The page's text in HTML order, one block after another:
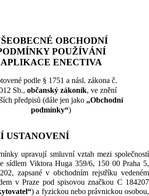
OBCHODNÍ
POUŽÍVÁNÍ
APLIKACE ENECTIVA
podle § 1751 a násl. zákona č.
Sb., občanský zákoník, ve znění
předpisů (dále jen jako „Obchodní
podmínky“)
USTANOVENÍ
upravují smluvní vztah mezi společností
sídlem Viktora Huga 359/6, 150 00 Praha 5,
zapsané v obchodním rejstříku vedeném
v Praze pod spisovou značkou C 184207
) a fyzickou nebo právnickou osobou,